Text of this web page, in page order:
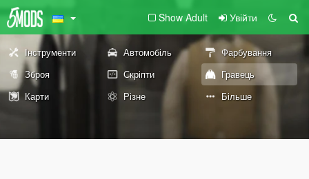
Show Adult Увійти
Інструменти Автомобіль
Фарбування
Зброя
Скріпти
Гравець
Карти
Різне Більше